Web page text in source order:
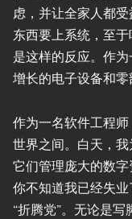
虑，并让全家人都
东西要上系统，至
是这样的反应。作
增长的电子设备和零
作为一名软件工程
世界之间。白天，
它们管理庞大的数
你不知道我已经失
“折腾党”。无论是